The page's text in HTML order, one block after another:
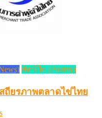
สัตว์ปีก (Poultry)
ถียรภาพตลาดไข่ไทย